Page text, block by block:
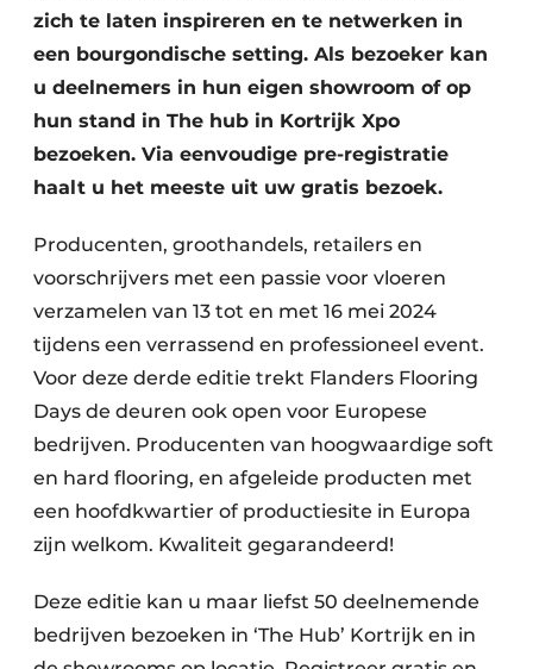
zich te laten inspireren en te netwerken in
een bourgondische setting. Als bezoeker kan
u deelnemers in hun eigen showroom of op
hun stand in The hub in Kortrijk Xpo
bezoeken. Via eenvoudige pre-registratie
haalt u het meeste uit uw gratis bezoek.
Producenten, groothandels, retailers en
voorschrijvers met een passie voor vloeren
verzamelen van 13 tot en met 16 mei 2024
tijdens een verrassend en professioneel event.
Voor deze derde editie trekt Flanders Flooring
Days de deuren ook open voor Europese
bedrijven. Producenten van hoogwaardige soft
en hard flooring, en afgeleide producten met
een hoofdkwartier of productiesite in Europa
zijn welkom. Kwaliteit gegarandeerd!
Deze editie kan u maar liefst 50 deelnemende
bedrijven bezoeken in ‘The Hub’ Kortrijk en in